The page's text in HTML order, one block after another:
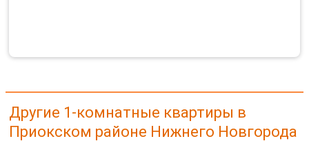
Другие 1-комнатные квартиры в
Приокском районе Нижнего Новгорода